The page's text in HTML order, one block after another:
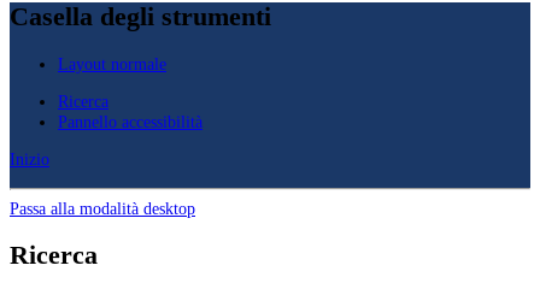
Casella degli strumenti
Layout normale
Ricerca
Pannello accessibilità
Inizio
Passa alla modalità desktop
Ricerca